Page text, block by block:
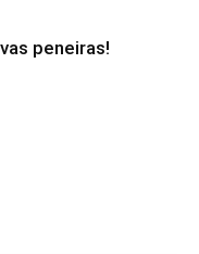
peneiras!